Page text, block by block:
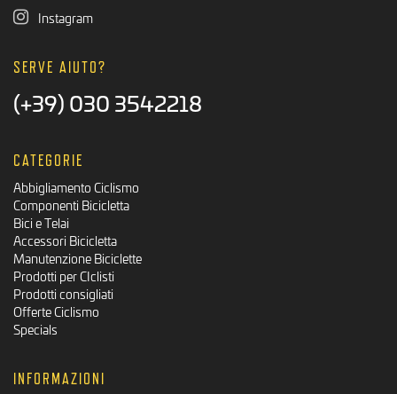
Instagram
SERVE AIUTO?
(+39) 030 3542218
CATEGORIE
Abbigliamento Ciclismo
Componenti Bicicletta
Bici e Telai
Accessori Bicicletta
Manutenzione Biciclette
Prodotti per CIclisti
Prodotti consigliati
Offerte Ciclismo
Specials
INFORMAZIONI